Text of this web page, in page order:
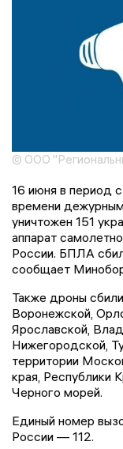
© ООО
16 июня в период
времени
уничтожен 151
аппарат
России. БПЛА
сообщает
Также дроны
Воронежской,
Ярославской,
Нижегородской,
территории
края, Республики
Черного морей.
Единый номер
России — 112.